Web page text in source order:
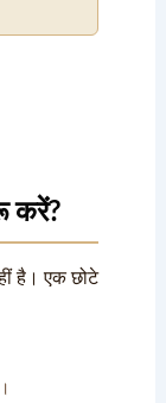
करें?
है। एक छोटे